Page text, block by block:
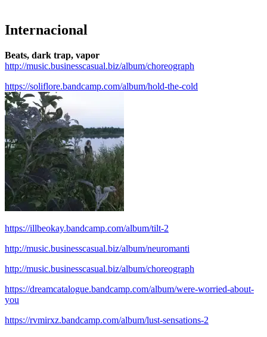
Internacional
Beats, dark trap, vapor
http://music.businesscasual.biz/album/choreograph
https://soliflore.bandcamp.com/album/hold-the-cold
https://illbeokay.bandcamp.com/album/tilt-2
http://music.businesscasual.biz/album/neuromanti
http://music.businesscasual.biz/album/choreograph
https://dreamcatalogue.bandcamp.com/album/were-worried-about-
you
https://rvmirxz.bandcamp.com/album/lust-sensations-2